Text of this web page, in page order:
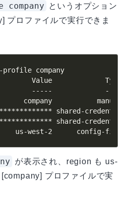
というオプション
プロファイルで実行できま
company
Value             Type
-----             ----
company           manual
shared-
shared-
us-west-2      config-
が表示され、region も us-
プロファイルで実